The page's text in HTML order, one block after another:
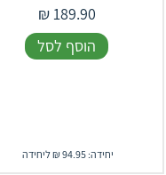
189.90
₪
הוסף לסל
יחידה: 94.95 ₪ ליחידה